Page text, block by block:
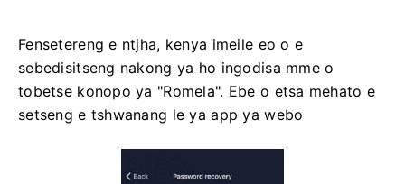
Fensetereng e ntjha, kenya imeile eo o e
sebedisitseng nakong ya ho ingodisa mme o
tobetse konopo ya "Romela". Ebe o etsa mehato e
setseng e tshwanang le ya app ya webo